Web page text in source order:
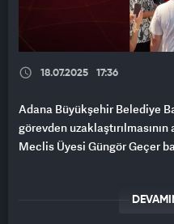
18.07.2025 17:36
Adana Büyükşehir Belediye
görevden
Meclis Üyesi Güngör Geçer